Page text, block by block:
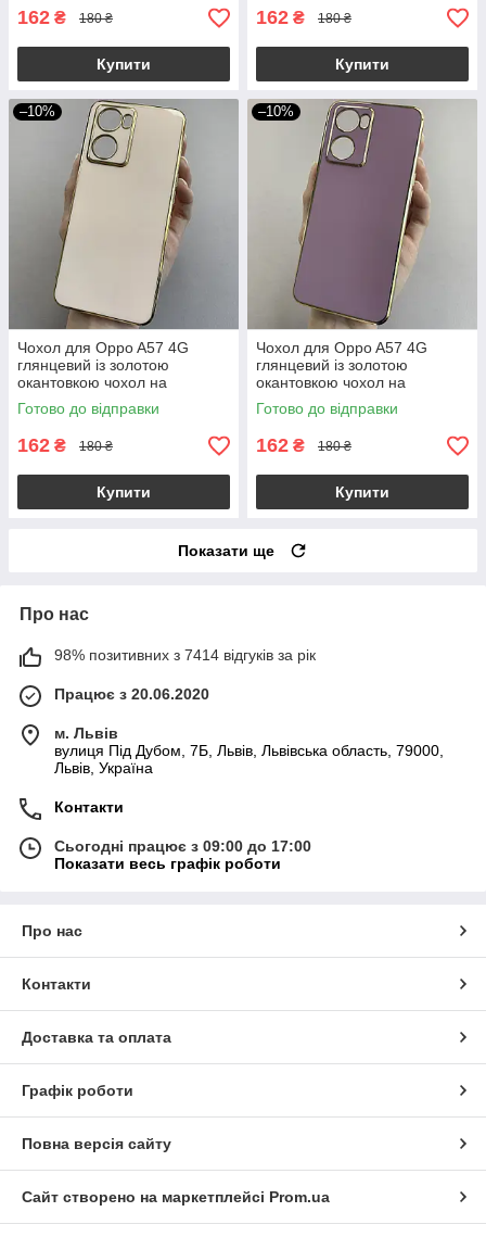
162 ₴ 180 ₴
Купити
162 ₴ 180 ₴
Купити
–10%
Чохол для Oppo A57 4G
глянцевий із золотою
окантовкою чохол на
телефон оппо а57 4г
пудровий h7y
Готово до відправки
162 ₴ 180 ₴
Купити
–10%
Чохол для Oppo A57 4G
глянцевий із золотою
окантовкою чохол на
телефон оппо а57 4г
чорничний h7y
Готово до відправки
162 ₴ 180 ₴
Купити
Показати ще
Про нас
98% позитивних з 7414 відгуків за рік
Працює з 20.06.2020
м. Львів
вулиця Під Дубом, 7Б, Львів, Львівська область, 79000,
Львів, Україна
Контакти
Сьогодні працює з 09:00 до 17:00
Показати весь графік роботи
Про нас
Контакти
Доставка та оплата
Графік роботи
Повна версія сайту
Сайт створено на маркетплейсі Prom.ua